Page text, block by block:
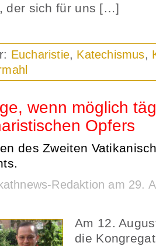
der sich für uns […]
Eucharistie, Katechismus,
wenn möglich
Opfers
des Zweiten
Redaktion am 29.
Am 12.
die